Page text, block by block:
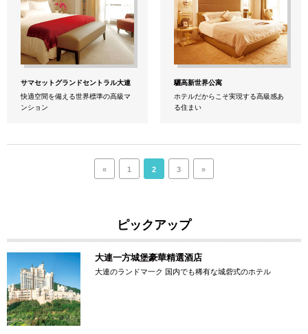
サマセットグランドセントラル大連
快適空間を備える世界標準の高級マ
ンション
驪高新世界公寓
ホテルだからこそ実現する高級感あ
る住まい
« 1 2 3 »
ピックアップ
大連一方城堡豪華精選酒店
大連のランドマ一ク 国内でも稀有な城砦式のホテル